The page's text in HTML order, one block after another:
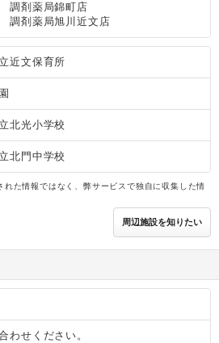
調剤薬局錦町店
調剤薬局旭川近文店
近文保育所
北光小学校
北門中学校
た情報ではなく、弊サービスで独自に収集した情
周辺施設を知りたい
わせください。